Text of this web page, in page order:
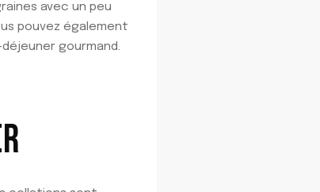
avec un peu
pouvez également
gourmand.